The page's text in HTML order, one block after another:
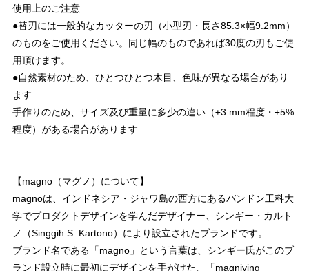
使用上のご注意
●替刃には一般的なカッターの刃（小型刃・長さ85.3×幅9.2mm）
のものをご使用ください。同じ幅のものであれば30度の刃もご使
用頂けます。
●自然素材のため、ひとつひとつ木目、色味が異なる場合があり
ます
手作りのため、サイズ及び重量に多少の違い（±3 mm程度・±5%
程度）がある場合があります
【magno（マグノ）について】
magnoは、インドネシア・ジャワ島の西方にあるバンドン工科大
学でプロダクトデザインを学んだデザイナー、シンギー・カルト
ノ（Singgih S. Kartono）により設立されたブランドです。
ブランド名である「magno」という言葉は、シンギー氏がこのブ
ランド設立時に最初にデザインを手がけた、「magniying